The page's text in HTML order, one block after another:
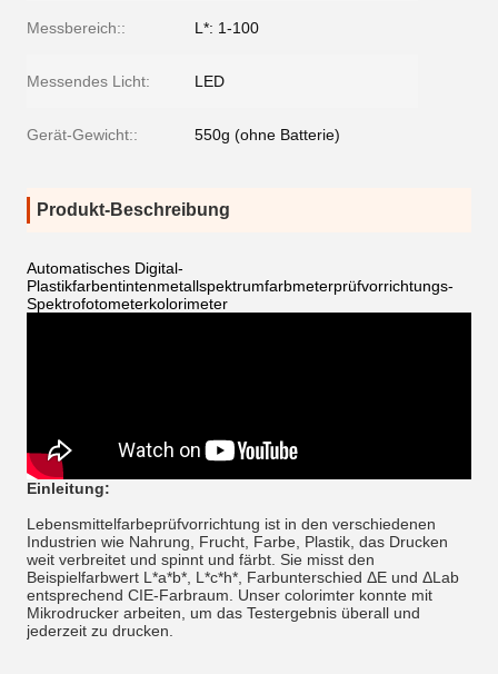
Messbereich:: L*: 1-100
Messendes Licht: LED
Gerät-Gewicht:: 550g (ohne Batterie)
Produkt-Beschreibung
Automatisches Digital-
Plastikfarbentintenmetallspektrumfarbmeterprüfvorrichtungs-
Spektrofotometerkolorimeter
Einleitung:
Lebensmittelfarbeprüfvorrichtung ist in den verschiedenen
Industrien wie Nahrung, Frucht, Farbe, Plastik, das Drucken
weit verbreitet und spinnt und färbt. Sie misst den
Beispielfarbwert L*a*b*, L*c*h*, Farbunterschied ΔE und ΔLab
entsprechend CIE-Farbraum. Unser colorimter konnte mit
Mikrodrucker arbeiten, um das Testergebnis überall und
jederzeit zu drucken.